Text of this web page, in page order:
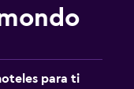
para ti